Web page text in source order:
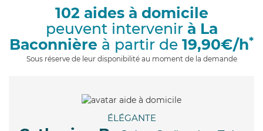
o
n
102 aides à domicile
peuvent intervenir à La
Baconnière à partir de 19,90€/h*
Sous réserve de leur disponibilité au moment de la demande
ÉLÉGANTE